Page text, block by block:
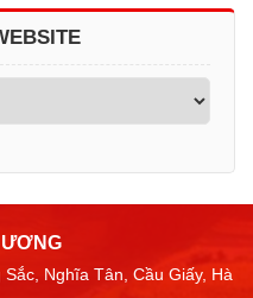
Nghĩa Tân, Cầu Giấy, Hà